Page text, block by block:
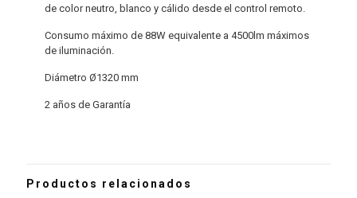
de color neutro, blanco y cálido desde el control remoto.
Consumo máximo de 88W equivalente a 4500lm máximos
de iluminación.
Diámetro Ø1320 mm
2 años de Garantía
Productos relacionados